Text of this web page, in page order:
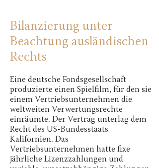
Bilanzierung unter
Beachtung ausländischen
Rechts
Eine deutsche Fondsgesellschaft
produzierte einen Spielfilm, für den sie
einem Vertriebsunternehmen die
weltweiten Verwertungsrechte
einräumte. Der Vertrag unterlag dem
Recht des US-Bundesstaats
Kalifornien. Das
Vertriebsunternehmen hatte fixe
jährliche Lizenzzahlungen und